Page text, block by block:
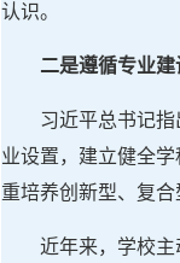
认识。
二是遵循专业
习近平总书记
业设置，建立健全
重培养创新型、复合
近年来，学校